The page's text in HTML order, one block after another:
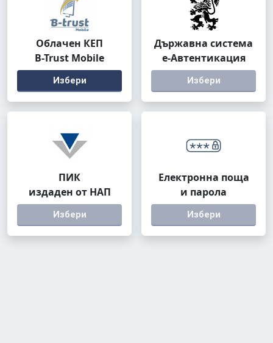
Облачен КЕП
B-Trust Mobile
Избери
Държавна система
е-Автентикация
Избери
ПИК
издаден от НАП
Избери
Електронна поща
и парола
Избери